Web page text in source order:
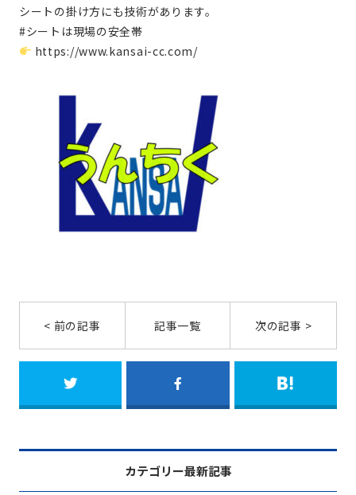
シートの掛け方にも技術があります。
#シートは現場の安全帯
https://www.kansai-cc.com/
< 前の記事 記事一覧 次の記事 >
カテゴリー最新記事